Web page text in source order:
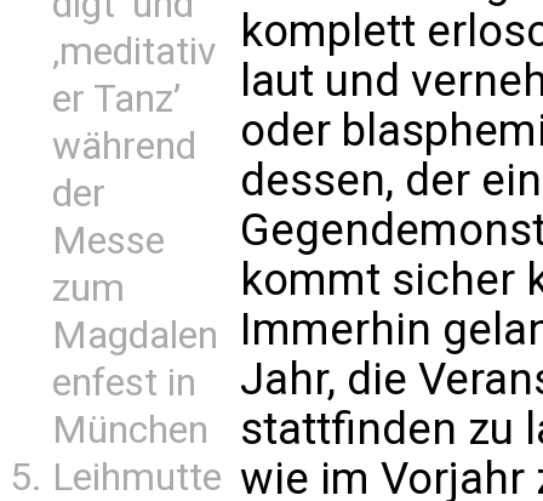
‚meditativ
er Tanz’
während
der
Messe
zum
Magdalen
enfest in
München
Leihmutte
komplett
laut und
oder
dessen, der
kommt sicher
Immerhin
Jahr, die
stattfinden zu
wie im Vorjahr